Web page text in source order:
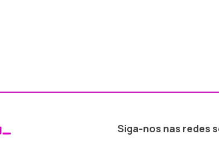
Siga-nos nas redes